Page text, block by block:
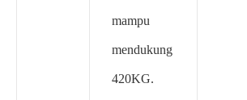
mampu
mendukung
420KG.